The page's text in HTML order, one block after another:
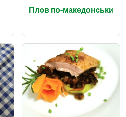
Плов по-македонськи